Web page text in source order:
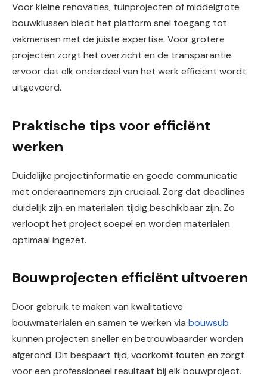
Voor kleine renovaties, tuinprojecten of middelgrote
bouwklussen biedt het platform snel toegang tot
vakmensen met de juiste expertise. Voor grotere
projecten zorgt het overzicht en de transparantie
ervoor dat elk onderdeel van het werk efficiënt wordt
uitgevoerd.
Praktische tips voor efficiënt
werken
Duidelijke projectinformatie en goede communicatie
met onderaannemers zijn cruciaal. Zorg dat deadlines
duidelijk zijn en materialen tijdig beschikbaar zijn. Zo
verloopt het project soepel en worden materialen
optimaal ingezet.
Bouwprojecten efficiënt uitvoeren
Door gebruik te maken van kwalitatieve
bouwmaterialen en samen te werken via bouwsub
kunnen projecten sneller en betrouwbaarder worden
afgerond. Dit bespaart tijd, voorkomt fouten en zorgt
voor een professioneel resultaat bij elk bouwproject.